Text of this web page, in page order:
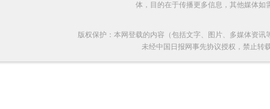
体，目的在于传播更多信息，其他媒体
版权保护：本网登载的内容（包括文字、图片、多媒体资
未经中国日报网事先协议授权，禁止转